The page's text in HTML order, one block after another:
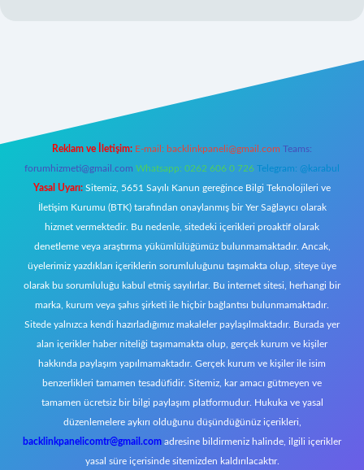
Reklam ve İletişim: E-mail: backlinkpaneli@gmail.com Teams:
forumhizmeti@gmail.com Whatsapp: 0262 606 0 726 Telegram: @karabul
Yasal Uyarı: Sitemiz, 5651 Sayılı Kanun gereğince Bilgi Teknolojileri ve
İletişim Kurumu (BTK) tarafından onaylanmış bir Yer Sağlayıcı olarak
hizmet vermektedir. Bu nedenle, sitedeki içerikleri proaktif olarak
denetleme veya araştırma yükümlülüğümüz bulunmamaktadır. Ancak,
üyelerimiz yazdıkları içeriklerin sorumluluğunu taşımakta olup, siteye üye
olarak bu sorumluluğu kabul etmiş sayılırlar. Bu internet sitesi, herhangi bir
marka, kurum veya şahıs şirketi ile hiçbir bağlantısı bulunmamaktadır.
Sitede yalnızca kendi hazırladığımız makaleler paylaşılmaktadır. Burada yer
alan içerikler haber niteliği taşımamakta olup, gerçek kurum ve kişiler
hakkında paylaşım yapılmamaktadır. Gerçek kurum ve kişiler ile isim
benzerlikleri tamamen tesadüfidir. Sitemiz, kar amacı gütmeyen ve
tamamen ücretsiz bir bilgi paylaşım platformudur. Hukuka ve yasal
düzenlemelere aykırı olduğunu düşündüğünüz içerikleri,
backlinkpanelicomtr@gmail.com adresine bildirmeniz halinde, ilgili içerikler
yasal süre içerisinde sitemizden kaldırılacaktır.